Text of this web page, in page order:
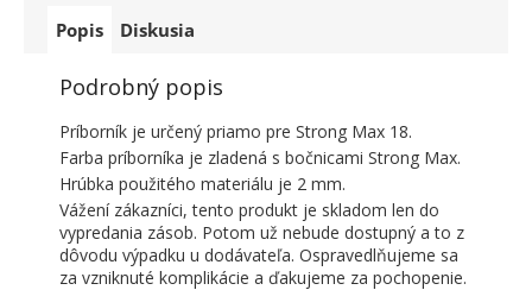
Popis Diskusia
Podrobný popis
Príborník je určený priamo pre Strong Max 18.
Farba príborníka je zladená s bočnicami Strong Max.
Hrúbka použitého materiálu je 2 mm.
Vážení zákazníci, tento produkt je skladom len do
vypredania zásob. Potom už nebude dostupný a to z
dôvodu výpadku u dodávateľa. Ospravedlňujeme sa
za vzniknuté komplikácie a ďakujeme za pochopenie.